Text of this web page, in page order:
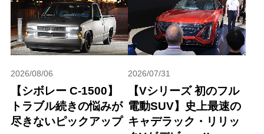
2026/08/06
【シボレー C-1500】
トラブル続きの悩みが
尽きないピックアップ
2026/07/31
【Vシリーズ 初のフル
電動SUV】史上最速の
キャデラック・リリッ